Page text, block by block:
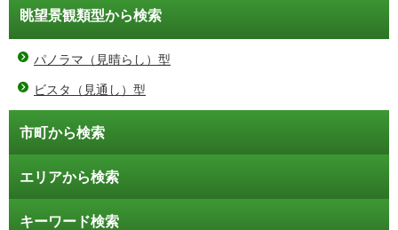
眺望景観類型から検索
パノラマ（見晴らし）型
ビスタ（見通し）型
市町から検索
エリアから検索
キーワード検索